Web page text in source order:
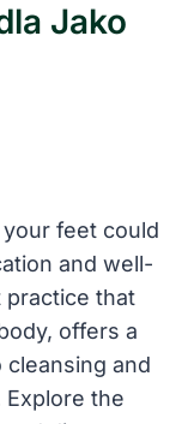
Jako
feet could
and well-
practice that
offers a
and
the